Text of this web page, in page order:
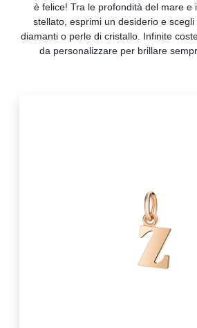
è felice! Tra le profondità del mare e
stellato, esprimi un desiderio e scegli
diamanti o perle di cristallo. Infinite
da personalizzare per brillare